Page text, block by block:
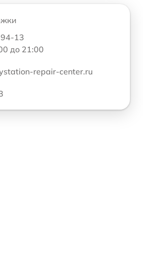
13
до 21:00
repair-center.ru